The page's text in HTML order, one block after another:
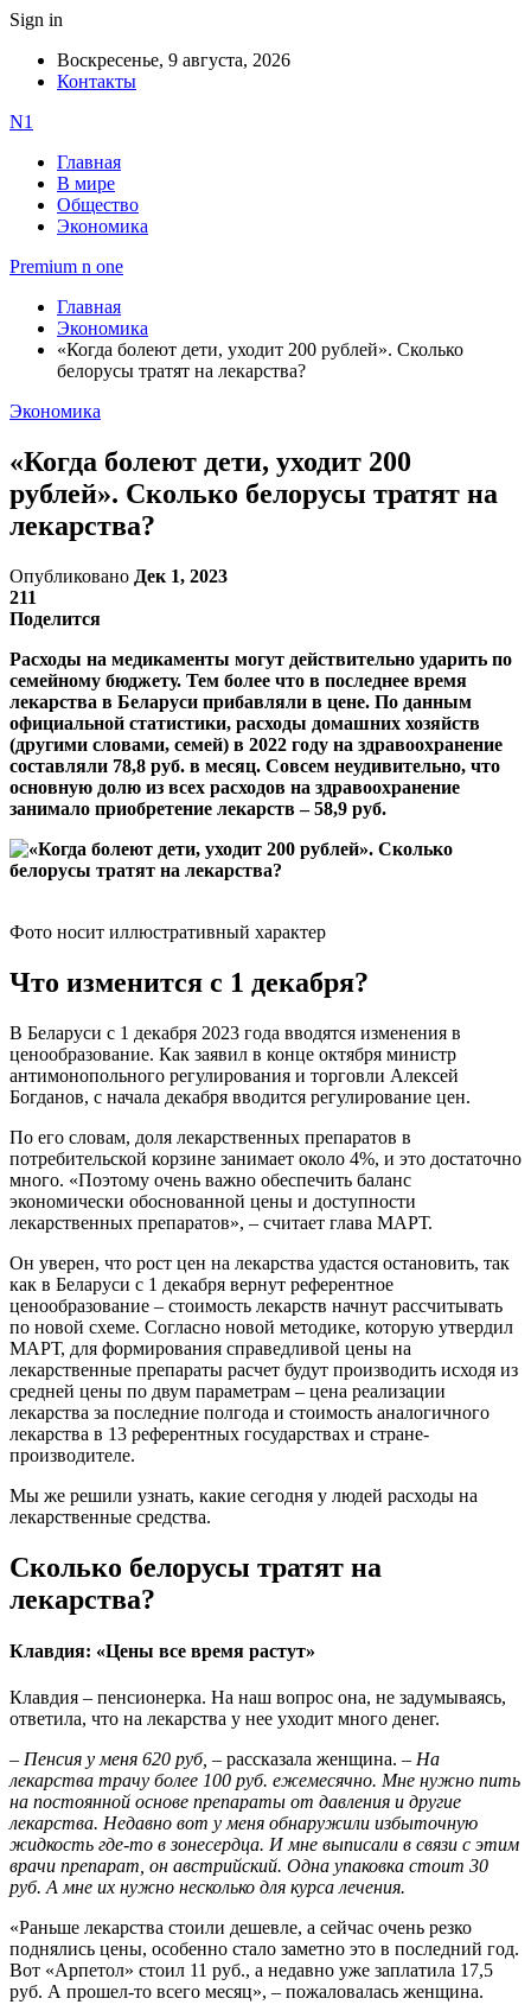
Sign in
Воскресенье, 9 августа, 2026
Контакты
N1
Главная
В мире
Общество
Экономика
Premium n one
Главная
Экономика
«Когда болеют дети, уходит 200 рублей». Сколько
белорусы тратят на лекарства?
Экономика
«Когда болеют дети, уходит 200
рублей». Сколько белорусы тратят на
лекарства?
Опубликовано Дек 1, 2023
211
Поделится
Расходы на медикаменты могут действительно ударить по
семейному бюджету. Тем более что в последнее время
лекарства в Беларуси прибавляли в цене. По данным
официальной статистики, расходы домашних хозяйств
(другими словами, семей) в 2022 году на здравоохранение
составляли 78,8 руб. в месяц. Совсем неудивительно, что
основную долю из всех расходов на здравоохранение
занимало приобретение лекарств – 58,9 руб.
Фото носит иллюстративный характер
Что изменится с 1 декабря?
В Беларуси с 1 декабря 2023 года вводятся изменения в
ценообразование. Как заявил в конце октября министр
антимонопольного регулирования и торговли Алексей
Богданов, с начала декабря вводится регулирование цен.
По его словам, доля лекарственных препаратов в
потребительской корзине занимает около 4%, и это достаточно
много. «Поэтому очень важно обеспечить баланс
экономически обоснованной цены и доступности
лекарственных препаратов», – считает глава МАРТ.
Он уверен, что рост цен на лекарства удастся остановить, так
как в Беларуси с 1 декабря вернут референтное
ценообразование – стоимость лекарств начнут рассчитывать
по новой схеме. Согласно новой методике, которую утвердил
МАРТ, для формирования справедливой цены на
лекарственные препараты расчет будут производить исходя из
средней цены по двум параметрам – цена реализации
лекарства за последние полгода и стоимость аналогичного
лекарства в 13 референтных государствах и стране-
производителе.
Мы же решили узнать, какие сегодня у людей расходы на
лекарственные средства.
Сколько белорусы тратят на
лекарства?
Клавдия: «Цены все время растут»
Клавдия – пенсионерка. На наш вопрос она, не задумываясь,
ответила, что на лекарства у нее уходит много денег.
– Пенсия у меня 620 руб, – рассказала женщина. – На
лекарства трачу более 100 руб. ежемесячно. Мне нужно пить
на постоянной основе препараты от давления и другие
лекарства. Недавно вот у меня обнаружили избыточную
жидкость где-то в зонесердца. И мне выписали в связи с этим
врачи препарат, он австрийский. Одна упаковка стоит 30
руб. А мне их нужно несколько для курса лечения.
«Раньше лекарства стоили дешевле, а сейчас очень резко
поднялись цены, особенно стало заметно это в последний год.
Вот «Арпетол» стоил 11 руб., а недавно уже заплатила 17,5
руб. А прошел-то всего месяц», – пожаловалась женщина.